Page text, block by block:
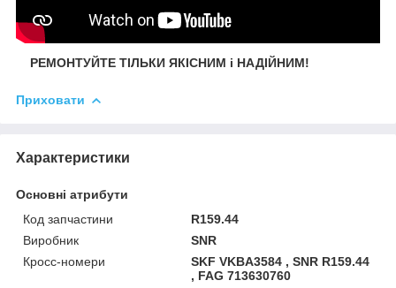
РЕМОНТУЙТЕ ТІЛЬКИ ЯКІСНИМ і НАДІЙНИМ!
Приховати
Характеристики
Основні атрибути
Код запчастини
R159.44
Виробник
SNR
Кросс-номери
SKF VKBA3584 , SNR R159.44
, FAG 713630760